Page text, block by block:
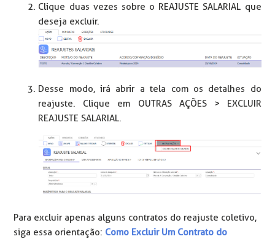
Clique duas vezes sobre o REAJUSTE SALARIAL que
deseja excluir.
Desse modo, irá abrir a tela com os detalhes do
reajuste. Clique em OUTRAS AÇÕES > EXCLUIR
REAJUSTE SALARIAL.
Para excluir apenas alguns contratos do reajuste coletivo,
siga essa orientação: Como Excluir Um Contrato do